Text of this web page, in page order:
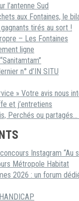
l’antenne Sud
aux Fontaines, le
tirés au sort !
– Les Fontaines
ligne
n° d’IN SITU
» Votre avis nous
et j’entretiens
Perchés ou partagés…
Instagram “Au
Métropole Habitat
2026 : un forum